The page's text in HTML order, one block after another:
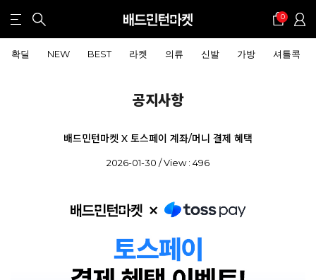
0
확딜 NEW BEST 라켓 의류 신발 가방 셔틀콕
공지사항
배드민턴마켓 X 토스페이 계좌/머니 결제 혜택
2026-01-30 / View : 496